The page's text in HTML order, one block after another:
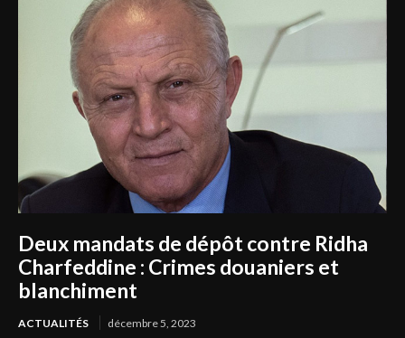
Deux mandats de dépôt contre Ridha
Charfeddine : Crimes douaniers et
blanchiment
ACTUALITÉS décembre 5, 2023